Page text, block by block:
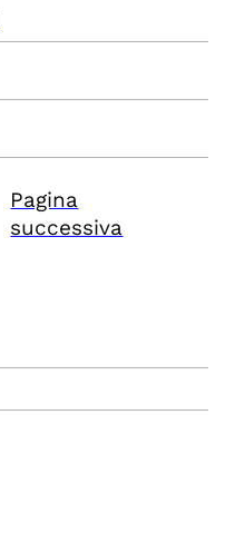
Pagina
successiva